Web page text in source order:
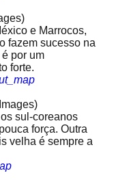
e Marrocos,
fazem sucesso na
por um
forte.
sul-coreanos
força. Outra
velha é sempre a